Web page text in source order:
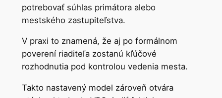
potrebovať súhlas primátora alebo
mestského zastupiteľstva.
V praxi to znamená, že aj po formálnom
poverení riaditeľa zostanú kľúčové
rozhodnutia pod kontrolou vedenia mesta.
Takto nastavený model zároveň otvára